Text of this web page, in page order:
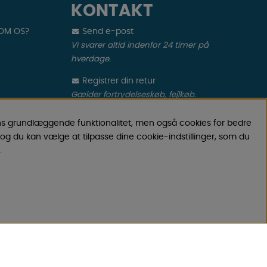
OS?
KONTAKT
Send e-post
Vi svarer altid indenfor 24 timer på
hverdage.
Registrer din retur
Gælder fortrydelseskøb, fejlkøb.
Registrer din reklamation
Gælder defekt vare, transportskade mv.
grundlæggende funktionalitet, men også cookies for bedre
du kan vælge at tilpasse dine cookie-indstillinger, som du
.